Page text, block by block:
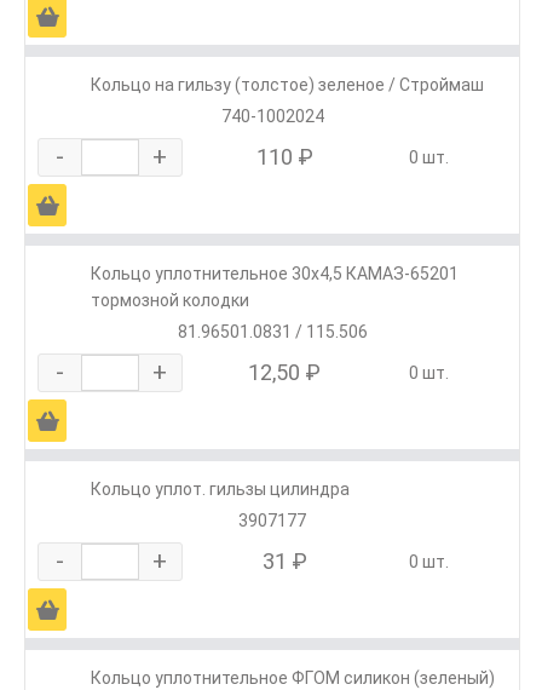
Ä
Кольцо на гильзу (толстое) зеленое / Строймаш
740-1002024
- + 110 ₽ 0 шт.
Ä
Кольцо уплотнительное 30х4,5 КАМАЗ-65201
тормозной колодки
81.96501.0831 / 115.506
- + 12,50 ₽ 0 шт.
Ä
Кольцо уплот. гильзы цилиндра
3907177
- + 31 ₽ 0 шт.
Ä
Кольцо уплотнительное ФГОМ силикон (зеленый)